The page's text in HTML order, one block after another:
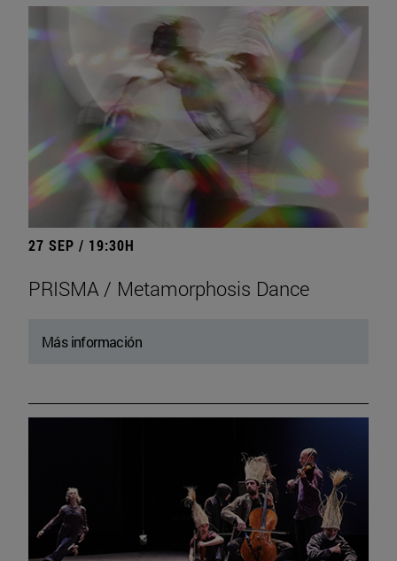
27 SEP / 19:30H
PRISMA / Metamorphosis Dance
Más información